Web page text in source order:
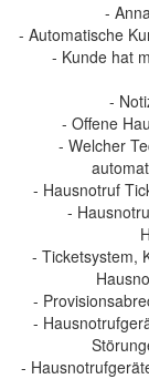
-
- Automatische
- Kunde hat
-
- Offene
- Welcher
- Hausnotruf
-
- Ticketsystem,
-
-
-